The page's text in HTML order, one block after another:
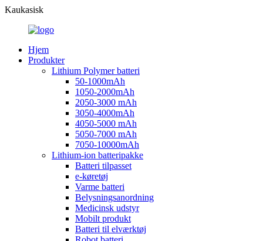
Kaukasisk
Hjem
Produkter
Lithium Polymer batteri
50-1000mAh
1050-2000mAh
2050-3000 mAh
3050-4000mAh
4050-5000 mAh
5050-7000 mAh
7050-10000mAh
Lithium-ion batteripakke
Batteri tilpasset
e-køretøj
Varme batteri
Belysningsanordning
Medicinsk udstyr
Mobilt produkt
Batteri til elværktøj